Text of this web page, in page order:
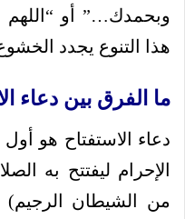
وبحمدك…” أو “اللهم
هذا التنوع يجدد
ما الفرق بين دعاء
دعاء الاستفتاح هو
الإحرام ليفتتح به
من الشيطان الرجيم)